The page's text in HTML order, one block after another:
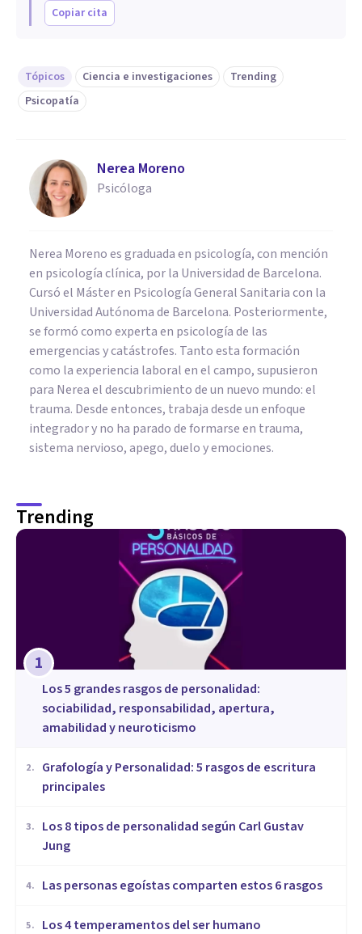
Copiar cita
Tópicos Ciencia e investigaciones
Trending
Psicopatía
Nerea Moreno
Psicóloga
Nerea Moreno es graduada en psicología, con mención
en psicología clínica, por la Universidad de Barcelona.
Cursó el Máster en Psicología General Sanitaria con la
Universidad Autónoma de Barcelona. Posteriormente,
se formó como experta en psicología de las
emergencias y catástrofes. Tanto esta formación
como la experiencia laboral en el campo, supusieron
para Nerea el descubrimiento de un nuevo mundo: el
trauma. Desde entonces, trabaja desde un enfoque
integrador y no ha parado de formarse en trauma,
sistema nervioso, apego, duelo y emociones.
Trending
1
Los 5 grandes rasgos de personalidad:
sociabilidad, responsabilidad, apertura,
amabilidad y neuroticismo
2.
Grafología y Personalidad: 5 rasgos de escritura
principales
3.
​Los 8 tipos de personalidad según Carl Gustav
Jung
4. Las personas egoístas comparten estos 6 rasgos
5. Los 4 temperamentos del ser humano